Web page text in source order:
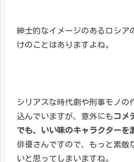
紳士的なイメージのあるロシア
けのことはありますよね。
シリアスな時代劇や刑事モノの
込んでいますが、意外にも コメ
でも、いい味のキャラクターを
俳優さんですので、もっと素敵
いと思ってしまいますね。